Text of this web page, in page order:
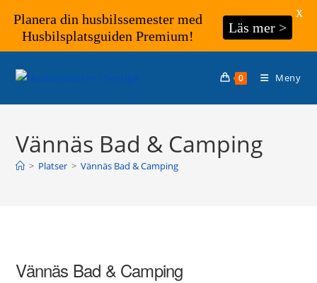
0 Meny
Vännäs Bad & Camping
> Platser > Vännäs Bad & Camping
Vännäs Bad & Camping
Planera din husbilssemester med
Husbilsplatsguiden Premium!
Läs mer >
X